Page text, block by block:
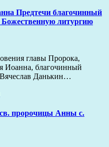
Предтечи благочинный
Божественную литургию
главы Пророка,
Иоанна, благочинный
Вячеслав Данькин…
пророчицы Анны с.